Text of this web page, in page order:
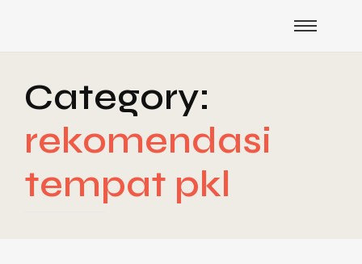
Category:
rekomendasi
tempat pkl